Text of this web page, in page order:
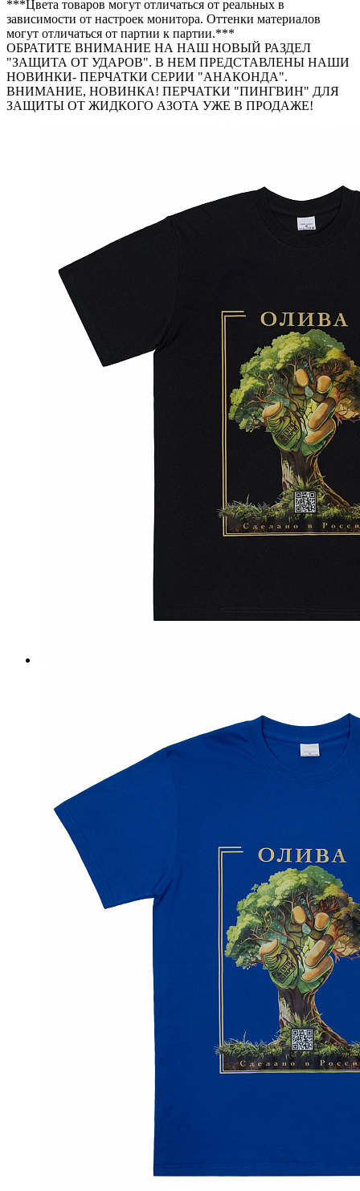
***Цвета товаров могут отличаться от реальных в
зависимости от настроек монитора. Оттенки материалов
могут отличаться от партии к партии.***
ОБРАТИТЕ ВНИМАНИЕ НА НАШ НОВЫЙ РАЗДЕЛ
"ЗАЩИТА ОТ УДАРОВ". В НЕМ ПРЕДСТАВЛЕНЫ НАШИ
НОВИНКИ- ПЕРЧАТКИ СЕРИИ "АНАКОНДА".
ВНИМАНИЕ, НОВИНКА! ПЕРЧАТКИ "ПИНГВИН" ДЛЯ
ЗАЩИТЫ ОТ ЖИДКОГО АЗОТА УЖЕ В ПРОДАЖЕ!